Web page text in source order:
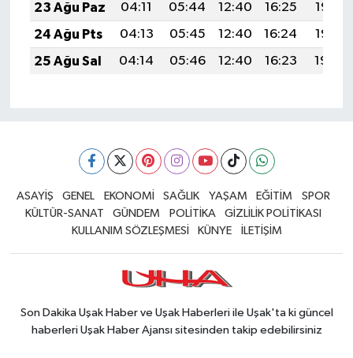
23 Ağu Paz
04:11 05:44 12:40 16:25
19:27
24 Ağu Pts
04:13 05:45 12:40 16:24
19:25
25 Ağu Sal
04:14 05:46 12:40 16:23 19:24
ASAYİŞ GENEL EKONOMİ SAĞLIK YAŞAM EĞİTİM
SPOR
KÜLTÜR-SANAT
GÜNDEM POLİTİKA
GİZLİLİK POLİTİKASI
KULLANIM SÖZLEŞMESİ
KÜNYE İLETİŞİM
Son Dakika Uşak Haber ve Uşak Haberleri ile Uşak'ta ki güncel
haberleri Uşak Haber Ajansı sitesinden takip edebilirsiniz